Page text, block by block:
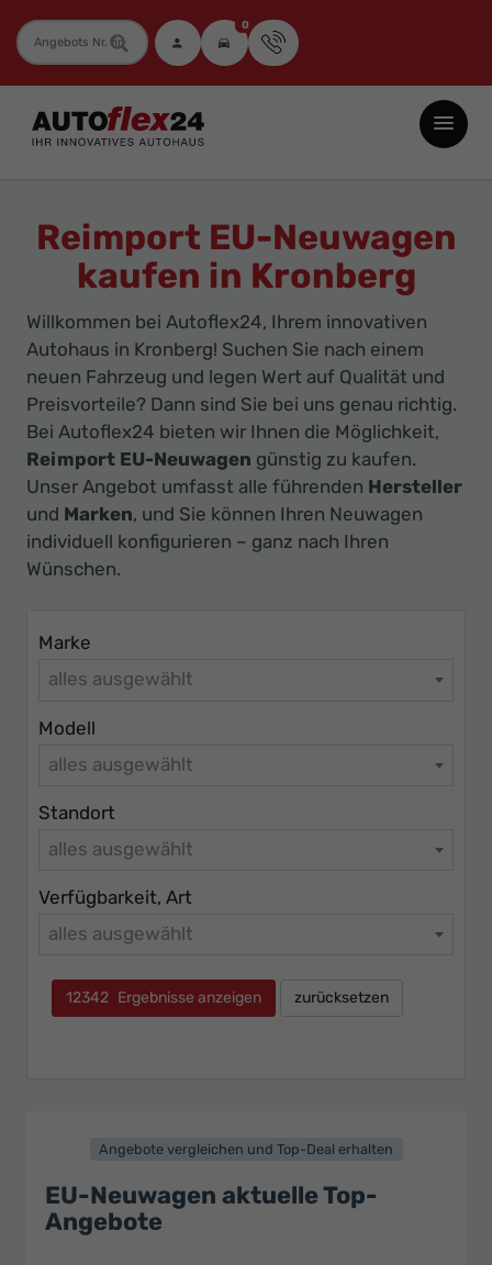
Fahrzeugnummer 0
Autoflex24
GmbH
Neuwagen
Jahreswagen
Gebrauchtwagen
zu
Top-
Preisen
-
Ihr
Innovatives
Autohaus
Reimport EU-Neuwagen
kaufen in Kronberg
Willkommen bei Autoflex24, Ihrem innovativen
Autohaus in Kronberg! Suchen Sie nach einem
neuen Fahrzeug und legen Wert auf Qualität und
Preisvorteile? Dann sind Sie bei uns genau richtig.
Bei Autoflex24 bieten wir Ihnen die Möglichkeit,
Reimport EU-Neuwagen günstig zu kaufen.
Unser Angebot umfasst alle führenden Hersteller
und Marken, und Sie können Ihren Neuwagen
individuell konfigurieren – ganz nach Ihren
Wünschen.
Marke
alles ausgewählt
Modell
alles ausgewählt
Standort
alles ausgewählt
Verfügbarkeit, Art
alles ausgewählt
12342 Ergebnisse anzeigen zurücksetzen
Angebote vergleichen und Top-Deal erhalten
EU-Neuwagen aktuelle Top-
Angebote